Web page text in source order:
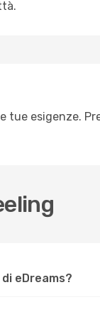
tue esigenze.
eDreams?